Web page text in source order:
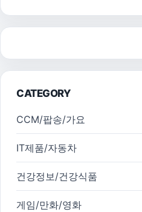
CATEGORY
CCM/팝송/가요
IT제품/자동차
건강정보/건강식품
게임/만화/영화